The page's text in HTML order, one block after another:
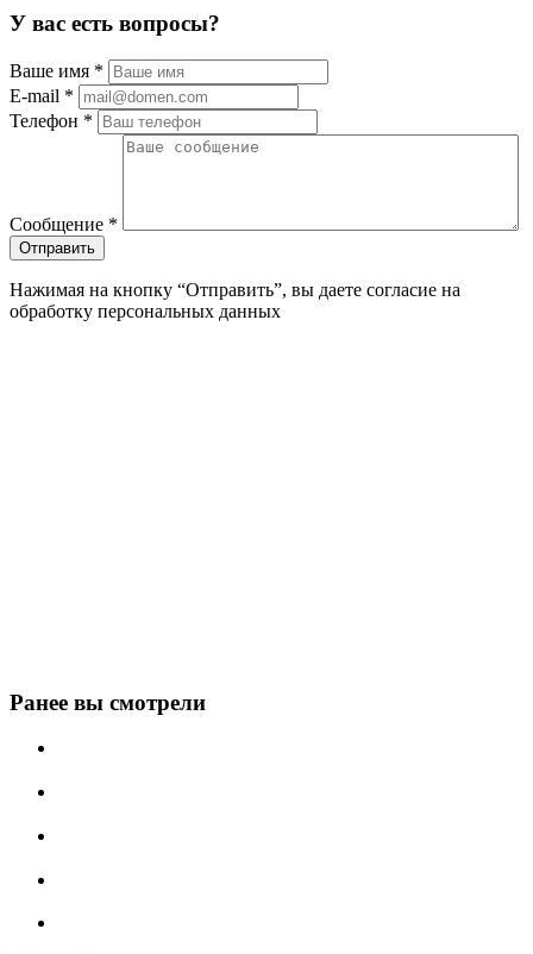
У вас есть вопросы?
Ваше имя *
E-mail *
Телефон *
Сообщение *
Нажимая на кнопку “Отправить”, вы даете согласие на
обработку персональных данных
Ранее вы смотрели